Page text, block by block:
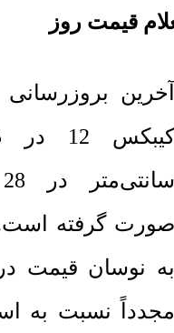
قیمت روز
آخرین
صورت گرفته است.
به نوسان قیمت در
مجدداً نسبت به